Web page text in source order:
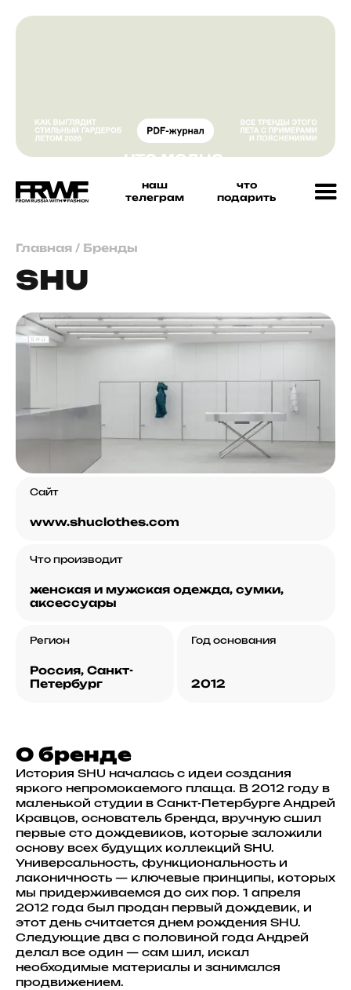
наш
телеграм
что
подарить
Главная / Бренды
SHU
Сайт
www.shuclothes.com
Что производит
женская и мужская одежда, сумки,
аксессуары
Регион
Россия, Санкт-
Петербург
Год основания
2012
О бренде
История SHU началась с идеи создания
яркого непромокаемого плаща. В 2012 году в
маленькой студии в Санкт-Петербурге Андрей
Кравцов, основатель бренда, вручную сшил
первые сто дождевиков, которые заложили
основу всех будущих коллекций SHU.
Универсальность, функциональность и
лаконичность — ключевые принципы, которых
мы придерживаемся до сих пор. 1 апреля
2012 года был продан первый дождевик, и
этот день считается днем рождения SHU.
Следующие два с половиной года Андрей
делал все один — сам шил, искал
необходимые материалы и занимался
продвижением.